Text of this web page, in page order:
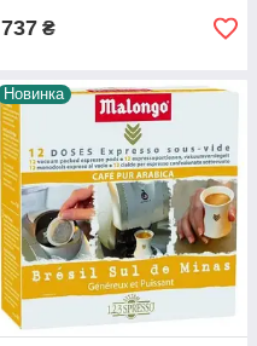
737 ₴
Новинка